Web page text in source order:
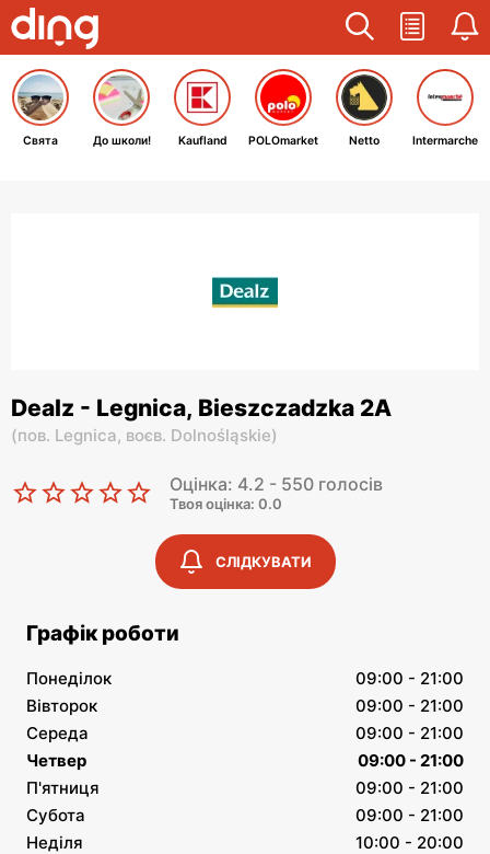
Свята До школи! Kaufland POLOmarket Netto Intermarche
Dealz - Legnica, Bieszczadzka 2A
(пов. Legnica, воєв. Dolnośląskie)
Оцінка: 4.2 - 550 голосів
Твоя оцінка: 0.0
СЛІДКУВАТИ
Графік роботи
Понеділок
09:00 - 21:00
Вівторок
09:00 - 21:00
Середа
09:00 - 21:00
Четвер
09:00 - 21:00
П'ятниця
09:00 - 21:00
Субота
09:00 - 21:00
Неділя
10:00 - 20:00